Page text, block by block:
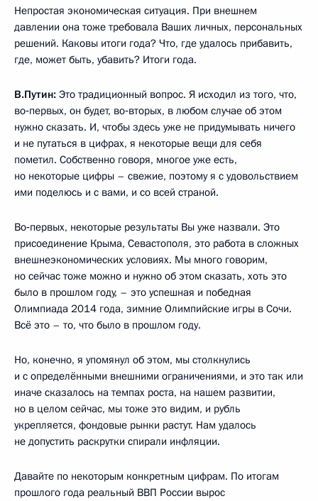
Непростая экономическая ситуация. При внешнем
давлении она тоже требовала Ваших личных, персональных
решений. Каковы итоги года? Что, где удалось прибавить,
где, может быть, убавить? Итоги года.
В.Путин: Это традиционный вопрос. Я исходил из того, что,
во‑первых, он будет, во‑вторых, в любом случае об этом
нужно сказать. И, чтобы здесь уже не придумывать ничего
и не путаться в цифрах, я некоторые вещи для себя
пометил. Собственно говоря, многое уже есть,
но некоторые цифры – свежие, поэтому я с удовольствием
ими поделюсь и с вами, и со всей страной.
Во‑первых, некоторые результаты Вы уже назвали. Это
присоединение Крыма, Севастополя, это работа в сложных
внешнеэкономических условиях. Мы много говорим,
но сейчас тоже можно и нужно об этом сказать, хоть это
было в прошлом году, – это успешная и победная
Олимпиада 2014 года, зимние Олимпийские игры в Сочи.
Всё это – то, что было в прошлом году.
Но, конечно, я упомянул об этом, мы столкнулись
и с определёнными внешними ограничениями, и это так или
иначе сказалось на темпах роста, на нашем развитии,
но в целом сейчас, мы тоже это видим, и рубль
укрепляется, фондовые рынки растут. Нам удалось
не допустить раскрутки спирали инфляции.
Давайте по некоторым конкретным цифрам. По итогам
прошлого года реальный ВВП России вырос